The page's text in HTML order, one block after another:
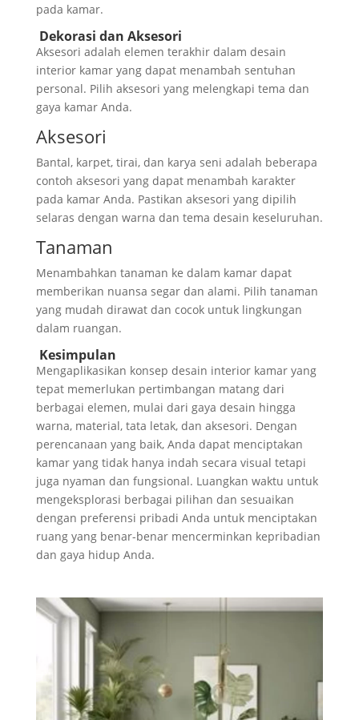
pada kamar.
Dekorasi dan Aksesori
Aksesori adalah elemen terakhir dalam desain
interior kamar yang dapat menambah sentuhan
personal. Pilih aksesori yang melengkapi tema dan
gaya kamar Anda.
Aksesori
Bantal, karpet, tirai, dan karya seni adalah beberapa
contoh aksesori yang dapat menambah karakter
pada kamar Anda. Pastikan aksesori yang dipilih
selaras dengan warna dan tema desain keseluruhan.
Tanaman
Menambahkan tanaman ke dalam kamar dapat
memberikan nuansa segar dan alami. Pilih tanaman
yang mudah dirawat dan cocok untuk lingkungan
dalam ruangan.
Kesimpulan
Mengaplikasikan konsep desain interior kamar yang
tepat memerlukan pertimbangan matang dari
berbagai elemen, mulai dari gaya desain hingga
warna, material, tata letak, dan aksesori. Dengan
perencanaan yang baik, Anda dapat menciptakan
kamar yang tidak hanya indah secara visual tetapi
juga nyaman dan fungsional. Luangkan waktu untuk
mengeksplorasi berbagai pilihan dan sesuaikan
dengan preferensi pribadi Anda untuk menciptakan
ruang yang benar-benar mencerminkan kepribadian
dan gaya hidup Anda.